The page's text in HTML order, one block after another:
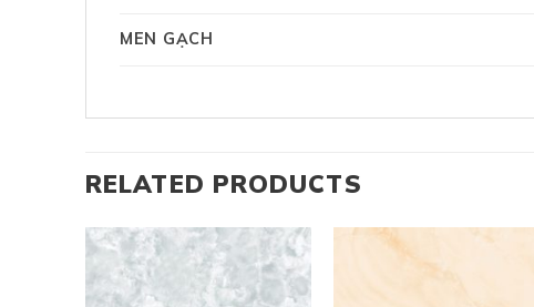
MEN GẠCH
RELATED PRODUCTS